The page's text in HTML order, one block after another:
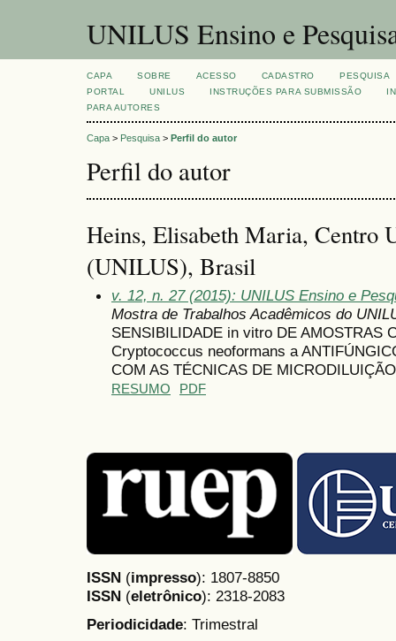
UNILUS Ensino e
CAPA SOBRE ACESSO CADASTRO
PESQUISA
PORTAL
UNILUS INSTRUÇÕES PARA SUBMISSÃO
PARA AUTORES
Capa > Pesquisa > Perfil do autor
Perfil do autor
Heins, Elisabeth Maria, Centro
(UNILUS), Brasil
v. 12, n. 27 (2015): UNILUS Ensino e
Mostra de Trabalhos Acadêmicos do
SENSIBILIDADE in vitro DE AMOSTRAS
Cryptococcus neoformans a
COM AS TÉCNICAS DE
RESUMO PDF
ISSN (impresso): 1807-8850
ISSN (eletrônico): 2318-2083
Periodicidade: Trimestral